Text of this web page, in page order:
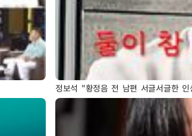
정보석 "황정음 전 남편 서글서글한